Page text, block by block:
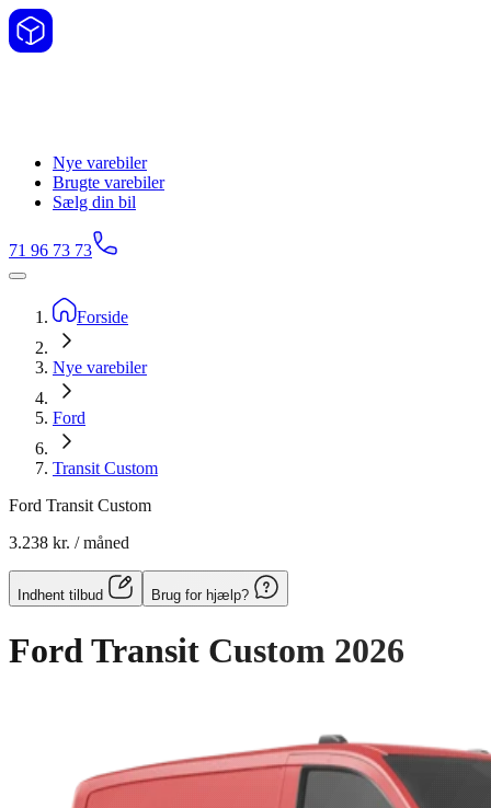
Nye varebiler
Brugte varebiler
Sælg din bil
71 96 73 73
Forside
Nye varebiler
Ford
Transit Custom
Ford Transit Custom
3.238 kr. / måned
Indhent tilbud Brug for hjælp?
Ford Transit Custom 2026